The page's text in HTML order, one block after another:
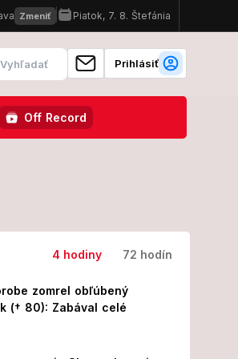
medzi drsnými chlapmi!
Prihlásiť
Off Record
4 hodiny 72 hodín
zomrel obľúbený
(† 80): Zabával celé